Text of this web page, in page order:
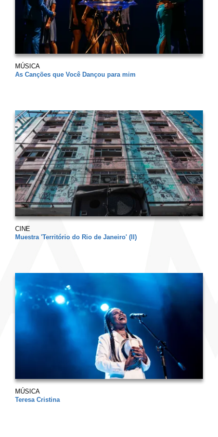
MÚSICA
As Canções que Você Dançou para mim
CINE
Muestra 'Território do Rio de Janeiro' (II)
MÚSICA
Teresa Cristina